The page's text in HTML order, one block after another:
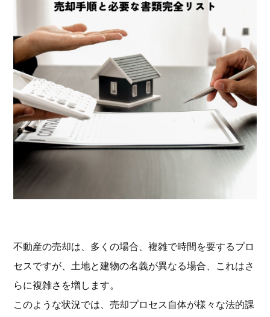
不動産の売却は、多くの場合、複雑で時間を要するプロ
セスですが、土地と建物の名義が異なる場合、これはさ
らに複雑さを増します。
このような状況では、売却プロセス自体が様々な法的課